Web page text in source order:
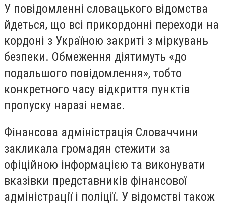
У повідомленні словацького відомства
йдеться, що всі прикордонні переходи на
кордоні з Україною закриті з міркувань
безпеки. Обмеження діятимуть «до
подальшого повідомлення», тобто
конкретного часу відкриття пунктів
пропуску наразі немає.
Фінансова адміністрація Словаччини
закликала громадян стежити за
офіційною інформацією та виконувати
вказівки представників фінансової
адміністрації і поліції. У відомстві також